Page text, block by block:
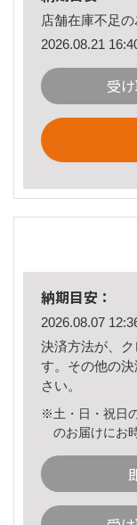
店舗在庫不足
2026.08.21
受
納期目安：
2026.08.07
決済方法が、
す。その他の
さい。
※土・日・祝日
のお届けにお